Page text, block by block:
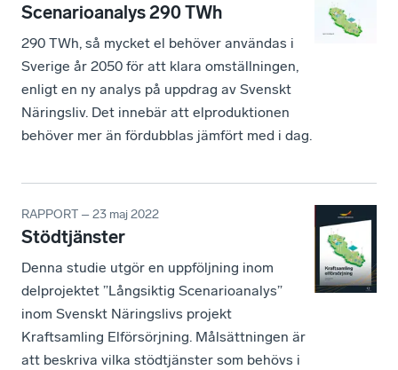
Scenarioanalys 290 TWh
290 TWh, så mycket el behöver användas i
Sverige år 2050 för att klara omställningen,
enligt en ny analys på uppdrag av Svenskt
Näringsliv. Det innebär att elproduktionen
behöver mer än fördubblas jämfört med i dag.
RAPPORT – 23 maj 2022
Stödtjänster
Denna studie utgör en uppföljning inom
delprojektet ”Långsiktig Scenarioanalys”
inom Svenskt Näringslivs projekt
Kraftsamling Elförsörjning. Målsättningen är
att beskriva vilka stödtjänster som behövs i